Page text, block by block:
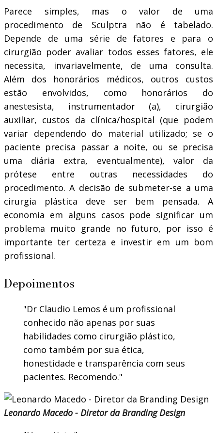
Parece simples, mas o valor de uma
procedimento de Sculptra não é tabelado.
Depende de uma série de fatores e para o
cirurgião poder avaliar todos esses fatores, ele
necessita, invariavelmente, de uma consulta.
Além dos honorários médicos, outros custos
estão envolvidos, como honorários do
anestesista, instrumentador (a), cirurgião
auxiliar, custos da clínica/hospital (que podem
variar dependendo do material utilizado; se o
paciente precisa passar a noite, ou se precisa
uma diária extra, eventualmente), valor da
prótese entre outras necessidades do
procedimento. A decisão de submeter-se a uma
cirurgia plástica deve ser bem pensada. A
economia em alguns casos pode significar um
problema muito grande no futuro, por isso é
importante ter certeza e investir em um bom
profissional.
Depoimentos
Dr Claudio Lemos é um profissional
conhecido não apenas por suas
habilidades como cirurgião plástico,
como também por sua ética,
honestidade e transparência com seus
pacientes. Recomendo.
Leonardo Macedo - Diretor da Branding Design